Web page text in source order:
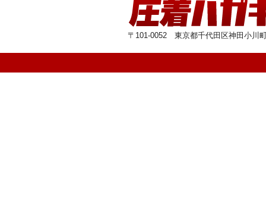
〒101-0052 東京都千代田区神田小川